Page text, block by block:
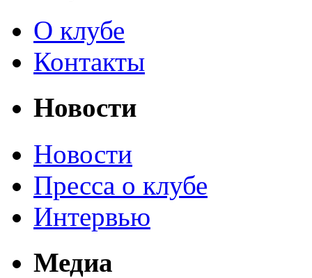
О клубе
Контакты
Новости
Новости
Пресса о клубе
Интервью
Медиа